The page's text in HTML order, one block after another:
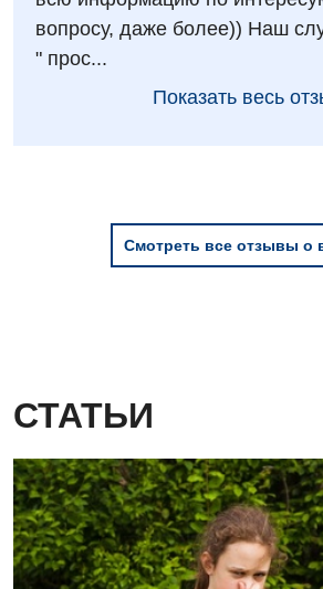
вопросу, даже более)) Наш
" прос...
Показать весь
Смотреть все отзывы о
СТАТЬИ